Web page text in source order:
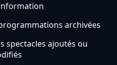
archivées
spectacles ajoutés ou